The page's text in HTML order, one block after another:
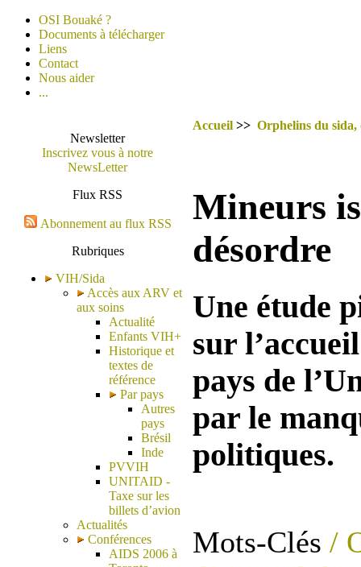
OSI Bouaké ?
Documents à télécharger
Liens
Contact
Nous aider
...
Newsletter
Inscrivez vous à notre
NewsLetter
Flux RSS
Abonnement au flux RSS
Rubriques
VIH/Sida
Accès aux ARV et
aux soins
Actualité
Enfants VIH+
Historique et
textes de
référence
Par pays
Autres
pays
Brésil
Inde
PVVIH
UNITAID -
Taxe sur les
billets d’avion
Actualités
Conférences
AIDS 2006 à
Accueil >> Orphelins du
Mineurs
désordre
Une étude
sur
pays de
par le
politiques.
Mots-Clés /